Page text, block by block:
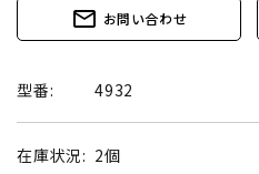
mail_outline お問い合わせ
型番: 4932
在庫状況: 2個